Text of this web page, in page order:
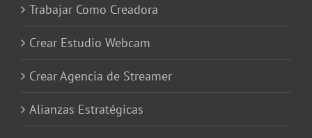
Trabajar Como Creadora
Crear Estudio Webcam
Crear Agencia de Streamer
Alianzas Estratégicas